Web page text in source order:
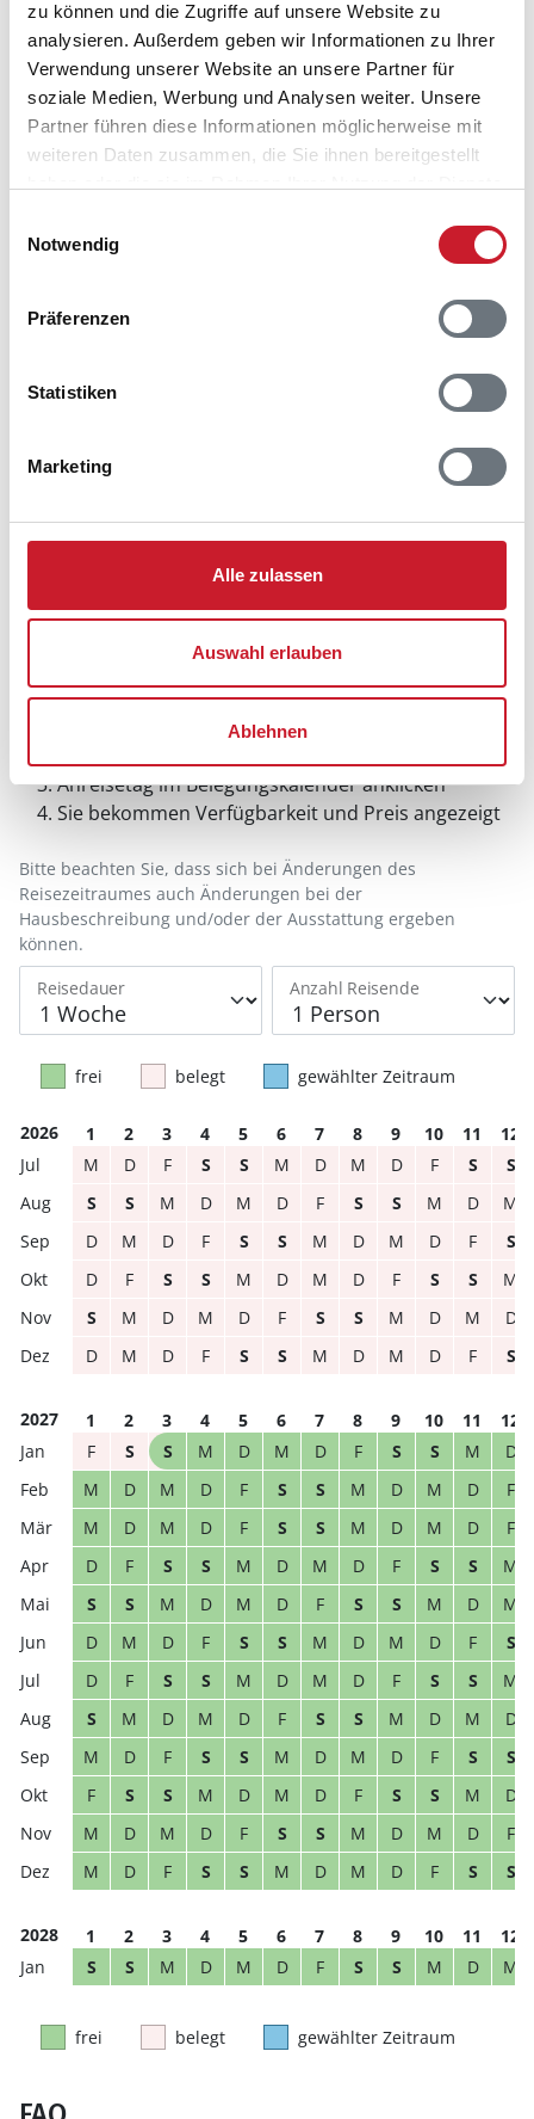
zu können und die Zugriffe auf unsere Website zu
analysieren. Außerdem geben wir Informationen zu Ihrer
Verwendung unserer Website an unsere Partner für
soziale Medien, Werbung und Analysen weiter. Unsere
Partner führen diese Informationen möglicherweise mit
weiteren Daten zusammen, die Sie ihnen bereitgestellt
Notwendig
Präferenzen
Statistiken
Marketing
Alle zulassen
Auswahl erlauben
Ablehnen
Adresse
Ferienhaus OH521
Kystvejen 17
Øster Hurup
9560 Hadsund
Belegungskalender
Reisedauer auswählen
Anreisetag im Belegungskalender anklicken
Sie bekommen Verfügbarkeit und Preis angezeigt
Reisedauer Anzahl Reisende
Bitte beachten Sie, dass sich bei Änderungen des
Reisezeitraumes auch Änderungen bei der
Hausbeschreibung und/oder der Ausstattung ergeben
können.
frei belegt gewählter Zeitraum
2026 1 2 3 4 5 6 7 8 9 10 11
12
M
D F S S M D M D F S
S
S
S M D M D F S S M D
M
D
M D F S S M D M D F
S
D
F S S M D M D F S S
M
S
M D M D F S S M D M
D
D
M D F S S M D M D F S
2027 1 2 3 4 5 6 7 8 9 10 11
12
F
S S M D M D F S S M
D
M
D M D F S S M D M D
F
M
D M D F S S M D M D
F
D
F S S M D M D F S S
M
S
S M D M D F S S M D
M
D
M D F S S M D M D F
S
D
F S S M D M D F S S
M
S
M D M D F S S M D M
D
M
D F S S M D M D F S
S
F
S S M D M D F S S M
D
M
D M D F S S M D M D
F
M
D F S S M D M D F S S
2028 1 2 3 4 5 6 7 8 9 10 11
12
S
S M D M D F S S M D M
frei belegt gewählter Zeitraum